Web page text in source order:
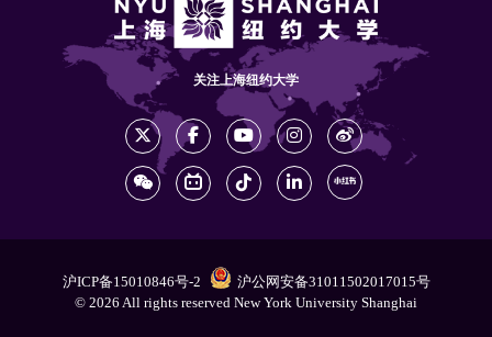
关注上海纽约大学
沪ICP备15010846号-2
沪公网安备31011502017015号
© 2026 All rights reserved New York University Shanghai